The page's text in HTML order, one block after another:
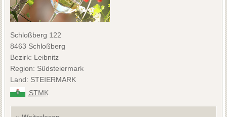
Schloßberg 122
8463 Schloßberg
Bezirk: Leibnitz
Region: Südsteiermark
Land: STEIERMARK
STMK